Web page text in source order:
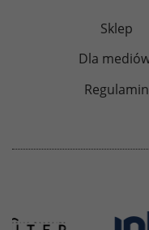
Sklep
Dla
Regulamin